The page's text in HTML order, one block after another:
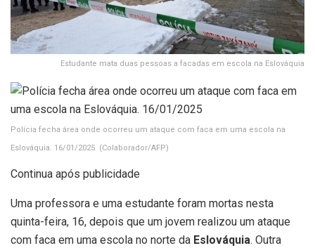
Estudante mata duas pessoas a facadas em escola na Eslováquia
Polícia fecha área onde ocorreu um ataque com faca em uma escola na
Eslováquia. 16/01/2025 (Colaborador/AFP)
Continua após publicidade
Uma professora e uma estudante foram mortas nesta
quinta-feira, 16, depois que um jovem realizou um ataque
com faca em uma escola no norte da Eslováquia. Outra